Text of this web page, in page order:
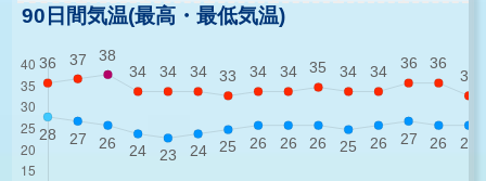
90日間気温(最高・最低気温)